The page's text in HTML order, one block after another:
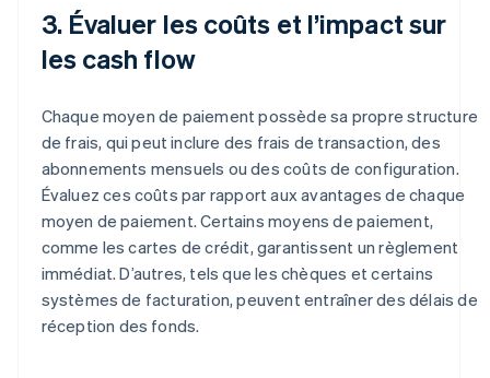
3. Évaluer les coûts et l’impact sur
les cash flow
Chaque moyen de paiement possède sa propre structure
de frais, qui peut inclure des frais de transaction, des
abonnements mensuels ou des coûts de configuration.
Évaluez ces coûts par rapport aux avantages de chaque
moyen de paiement. Certains moyens de paiement,
comme les cartes de crédit, garantissent un règlement
immédiat. D’autres, tels que les chèques et certains
systèmes de facturation, peuvent entraîner des délais de
réception des fonds.